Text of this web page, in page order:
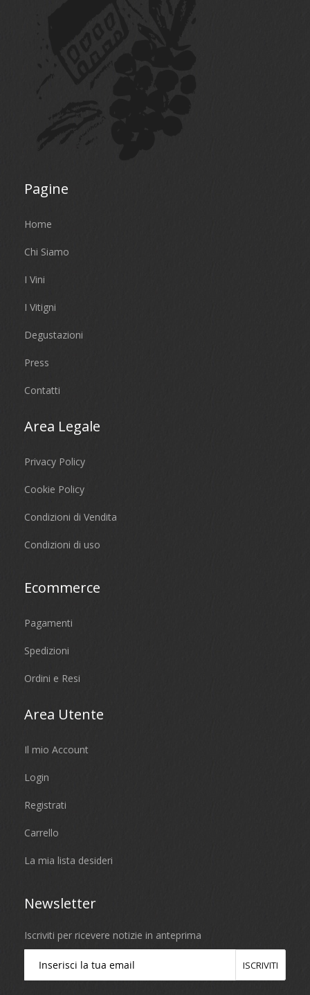
Pagine
Home
Chi Siamo
I Vini
I Vitigni
Degustazioni
Press
Contatti
Area Legale
Privacy Policy
Cookie Policy
Condizioni di Vendita
Condizioni di uso
Ecommerce
Pagamenti
Spedizioni
Ordini e Resi
Area Utente
Il mio Account
Login
Registrati
Carrello
La mia lista desideri
Newsletter
Iscriviti per ricevere notizie in anteprima
ISCRIVITI